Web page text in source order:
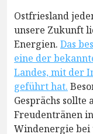
Ostfriesland
unsere Zukunft
Energien. Das
eine der
Landes, mit der
geführt hat.
Gesprächs
Freudentränen
Windenergie bei